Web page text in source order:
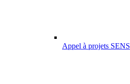
Appel à projets SENS